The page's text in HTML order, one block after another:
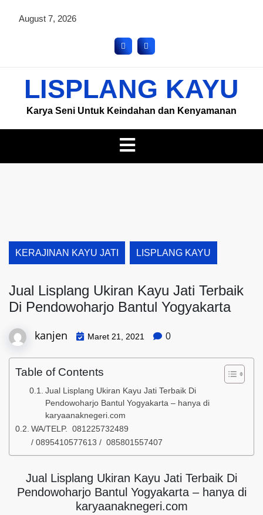
August 7, 2026
LISPLANG KAYU
Karya Seni Untuk Keindahan dan Kenyamanan
KERAJINAN KAYU JATI LISPLANG KAYU
Jual Lisplang Ukiran Kayu Jati Terbaik
Di Pendowoharjo Bantul Yogyakarta
kanjen Maret 21, 2021 0
Table of Contents
Jual Lisplang Ukiran Kayu Jati Terbaik Di
Pendowoharjo Bantul Yogyakarta – hanya di
karyaanaknegeri.com
WA/TELP. 081225732489
/ 0895410577613 / 085801557407
Jual Lisplang Ukiran Kayu Jati Terbaik Di
Pendowoharjo Bantul Yogyakarta – hanya di
karyaanaknegeri.com